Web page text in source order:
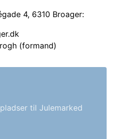
4, 6310 Broager:
(formand)
til Julemarked